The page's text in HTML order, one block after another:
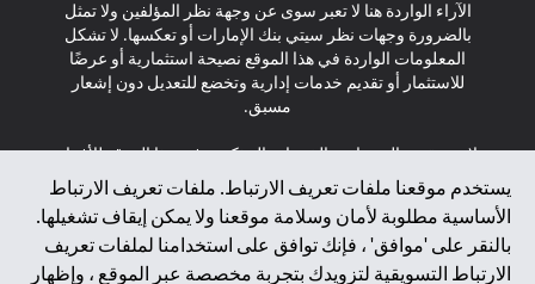
يستخدم موقعنا ملفات تعريف الارتباط. ملفات تعريف الارتباط
الأساسية مطلوبة لأمان وسلامة موقعنا ولا يمكن إيقاف تشغيلها.
بالنقر على 'موافق' ، فإنك توافق على استخدامنا لملفات تعريف
الارتباط التسويقية لتزويدك بتجربة مخصصة عبر الموقع ، وإظهار
الآراء الواردة هنا لا تعبر سوى عن وجهة نظر المؤلفين ولا تمثل
بالضرورة وجهات نظر سيتي بنك الإمارات أو تعكسها. لا تشكل
المعلومات الواردة في هذا الموقع نصيحة استثمارية أو عرضًا
للاستثمار أو تقديم خدمات إدارية وتخضع للتعديل دون إشعار
مسبق.
لا يتم تقديم المنتجات والخدمات المذكورة في هذا الموقع للأفراد
المقيمين في الاتحاد الأوروبي أو المنطقة الاقتصادية الأوروبية أو
سويسرا أو غيرنسي أو جيرسي أو موناكو أو سان مارينو أو
الفاتيكان أو جزيرة مان أو المملكة المتحدة أو خصوصية البيانات
(لائحة حماية البيانات العامة \ قانون حماية البيانات الشخصية
العامة \ قانون خصوصية نيوزيلندا). المحتوى الموجود في هذه